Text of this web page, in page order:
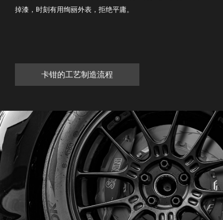
掉漆，时刻有用绚丽外表，拒绝平庸。
卡钳的工艺制造流程